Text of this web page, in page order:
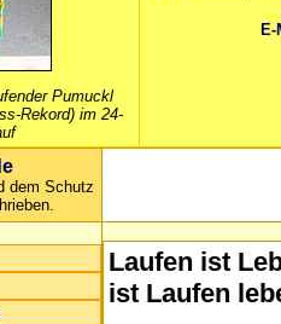
Pumuckl
Rekord) im 24-
dem Schutz
Laufen ist
ist Laufen